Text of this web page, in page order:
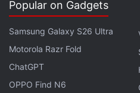
19,999 रुपये हो जाएगी। एक्सचेंज
अधिकतम लाभ एक्सचेंज में दिए गए
पर निर्भर करता है।
Popular on Gadgets
Samsung Galaxy S26 Ultra
Motorola Razr Fold
ChatGPT
OPPO Find N6